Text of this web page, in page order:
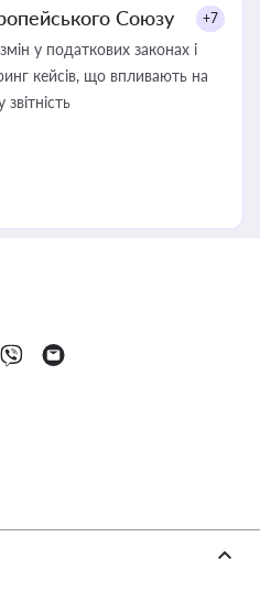
Союзу +7
у податкових законах і
кейсів, що впливають на